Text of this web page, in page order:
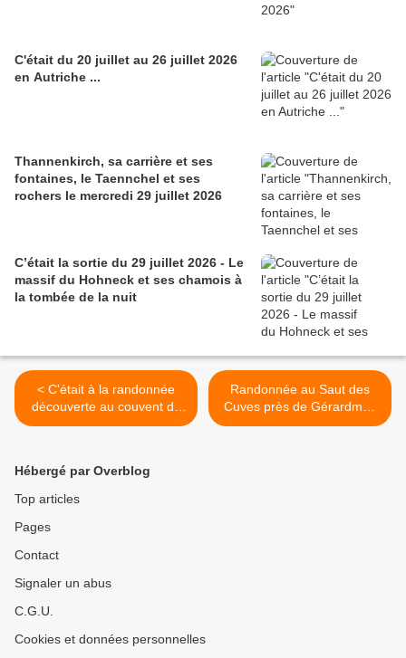
C'était du 20 juillet au 26 juillet 2026
en Autriche ...
Thannenkirch, sa carrière et ses
fontaines, le Taennchel et ses
rochers le mercredi 29 juillet 2026
C’était la sortie du 29 juillet 2026 - Le
massif du Hohneck et ses chamois à
la tombée de la nuit
< C'était à la randonnée
découverte au couvent de
Schwartzenthann, le
Randonnée au Saut des
Cuves près de Gérardmer,
le dimanche 5 juillet 2026 >
Hébergé par Overblog
Top articles
Pages
Contact
Signaler un abus
C.G.U.
Cookies et données personnelles